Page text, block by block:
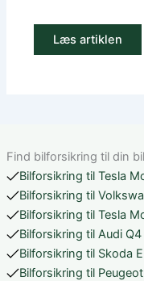
Læs artiklen
Find bilforsikring til din bil
Bilforsikring til Tesla
Bilforsikring til
Bilforsikring til Tesla
Bilforsikring til Audi
Bilforsikring til Skoda
Bilforsikring til